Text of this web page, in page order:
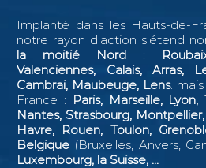
Implanté dans les Hauts-de-
notre rayon d'action s'étend
la moitié Nord :
Valenciennes, Calais, Arras,
Cambrai, Maubeuge, Lens.
France : Paris, Marseille,
Nantes, Strasbourg,
Havre, Rouen, Toulon,
Belgique (Bruxelles, Anvers,
Luxembourg, la Suisse, ...